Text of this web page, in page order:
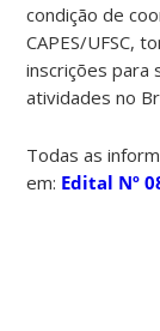
condição de
CAPES/UFSC,
inscrições para
atividades no
Todas as
em: Edital Nº